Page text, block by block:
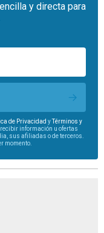
y directa para
de Privacidad yTérminos y
información u ofertas
sus afiliadas o de terceros.
momento.